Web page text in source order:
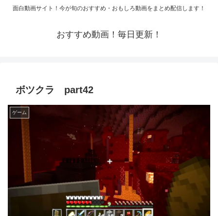
面白動画サイト！今が旬のおすすめ・おもしろ動画をまとめ配信します！
おすすめ動画！毎日更新！
ボツクラ part42
ゲーム